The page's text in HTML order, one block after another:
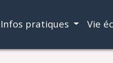
Infos pratiques Vie